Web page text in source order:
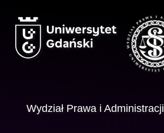
Wydział Prawa i Administracji